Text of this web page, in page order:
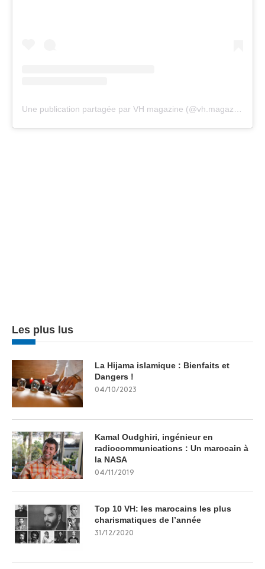
Une publication partagée par VH magazine (@vh.magazine)
Les plus lus
La Hijama islamique : Bienfaits et
Dangers !
04/10/2023
Kamal Oudghiri, ingénieur en
radiocommunications : Un marocain à
la NASA
04/11/2019
Top 10 VH: les marocains les plus
charismatiques de l’année
31/12/2020